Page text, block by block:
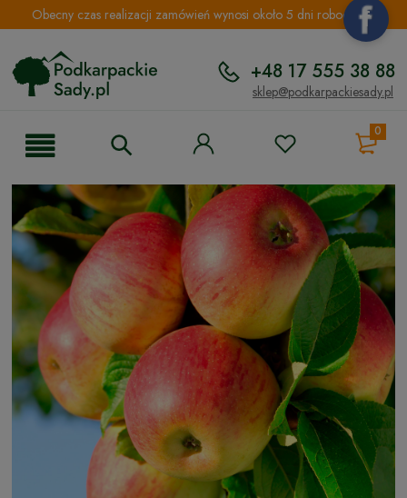
Obecny czas realizacji zamówień wynosi około 5 dni roboczych.
+48 17 555 38 88
sklep@podkarpackiesady.pl
0